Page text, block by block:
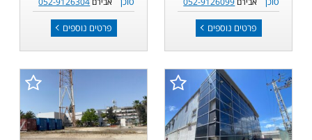
פרטים נוספים פרטים נוספים